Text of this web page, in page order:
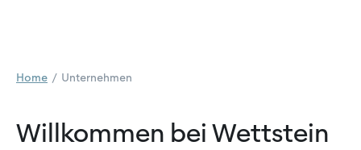
Home Unternehmen
Willkommen bei Wettstein